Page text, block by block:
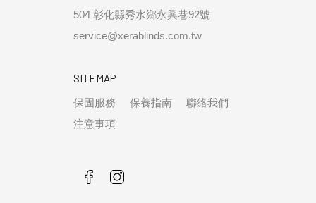
504 彰化縣秀水鄉永興巷92號
service@xerablinds.com.tw
SITEMAP
保固服務 保養指南
聯絡我們
注意事項